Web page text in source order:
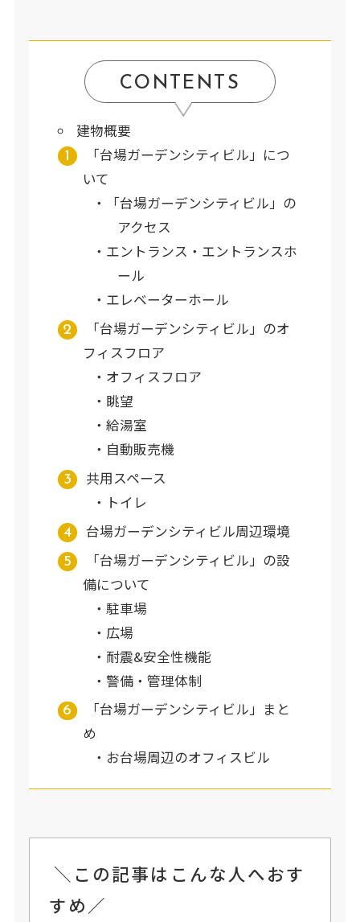
CONTENTS
建物概要
「台場ガーデンシティビル」につ
いて
「台場ガーデンシティビル」の
アクセス
エントランス・エントランスホ
ール
エレベーターホール
「台場ガーデンシティビル」のオ
フィスフロア
オフィスフロア
眺望
給湯室
自動販売機
共用スペース
トイレ
台場ガーデンシティビル周辺環境
「台場ガーデンシティビル」の設
備について
駐車場
広場
耐震&安全性機能
警備・管理体制
「台場ガーデンシティビル」まと
め
お台場周辺のオフィスビル
＼この記事はこんな人へおす
すめ／